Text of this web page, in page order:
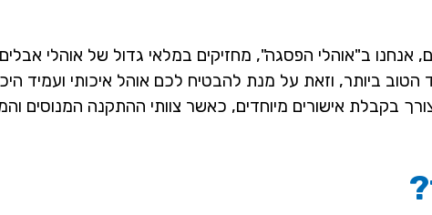
ב"אוהלי הפסגה", מחזיקים במלאי גדול של אוהלי אבלים
הטוב ביותר, וזאת על מנת להבטיח לכם אוהל איכותי ועמיד
בקבלת אישורים מיוחדים, כאשר צוותי ההתקנה המנוסים